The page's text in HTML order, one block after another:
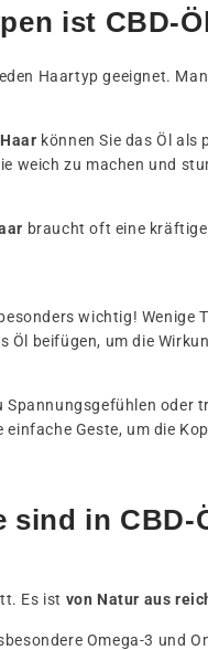
ist CBD-
Haartyp geeignet.
können Sie das Öl
weich zu machen und
braucht oft eine
wichtig! Wenige
Öl beifügen, um die
Spannungsgefühlen oder
Geste, um die
sind in
Es ist von Natur aus
Omega-3 und